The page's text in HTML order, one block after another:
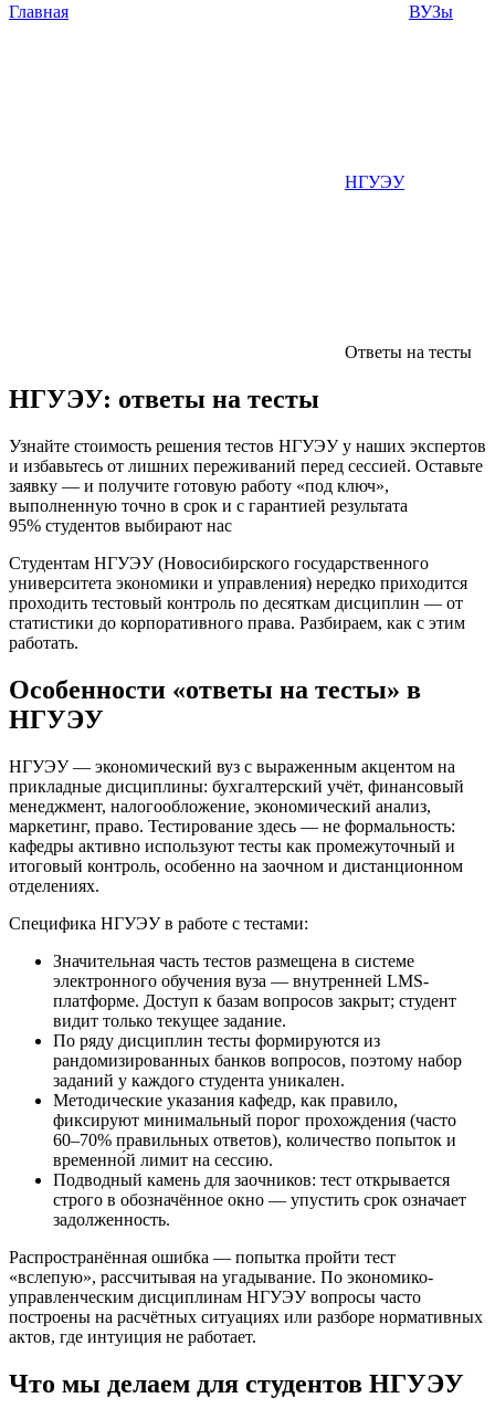
Главная ВУЗы
НГУЭУ
Ответы на тесты
НГУЭУ: ответы на тесты
Узнайте стоимость решения тестов НГУЭУ у наших экспертов
и избавьтесь от лишних переживаний перед сессией. Оставьте
заявку — и получите готовую работу «под ключ»,
выполненную точно в срок и с гарантией результата
95% студентов выбирают нас
Студентам НГУЭУ (Новосибирского государственного
университета экономики и управления) нередко приходится
проходить тестовый контроль по десяткам дисциплин — от
статистики до корпоративного права. Разбираем, как с этим
работать.
Особенности «ответы на тесты» в
НГУЭУ
НГУЭУ — экономический вуз с выраженным акцентом на
прикладные дисциплины: бухгалтерский учёт, финансовый
менеджмент, налогообложение, экономический анализ,
маркетинг, право. Тестирование здесь — не формальность:
кафедры активно используют тесты как промежуточный и
итоговый контроль, особенно на заочном и дистанционном
отделениях.
Специфика НГУЭУ в работе с тестами:
Значительная часть тестов размещена в системе
электронного обучения вуза — внутренней LMS-
платформе. Доступ к базам вопросов закрыт; студент
видит только текущее задание.
По ряду дисциплин тесты формируются из
рандомизированных банков вопросов, поэтому набор
заданий у каждого студента уникален.
Методические указания кафедр, как правило,
фиксируют минимальный порог прохождения (часто
60–70% правильных ответов), количество попыток и
временно́й лимит на сессию.
Подводный камень для заочников: тест открывается
строго в обозначённое окно — упустить срок означает
задолженность.
Распространённая ошибка — попытка пройти тест
«вслепую», рассчитывая на угадывание. По экономико-
управленческим дисциплинам НГУЭУ вопросы часто
построены на расчётных ситуациях или разборе нормативных
актов, где интуиция не работает.
Что мы делаем для студентов НГУЭУ